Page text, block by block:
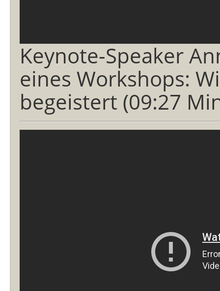
Keynote-Speaker
eines Workshops:
begeistert (09:27